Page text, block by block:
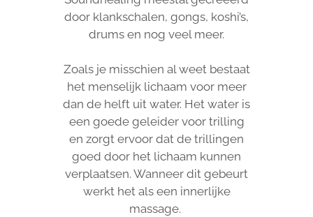
door klankschalen, gongs, koshi’s,
drums en nog veel meer.
Zoals je misschien al weet bestaat
het menselijk lichaam voor meer
dan de helft uit water. Het water is
een goede geleider voor trilling
en zorgt ervoor dat de trillingen
goed door het lichaam kunnen
verplaatsen. Wanneer dit gebeurt
werkt het als een innerlijke
massage.